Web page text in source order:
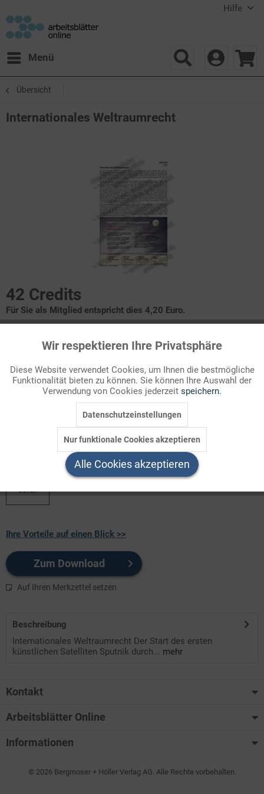
Hilfe
Menü
Übersicht
Internationales Weltraumrecht
42 Credits
Für Sie als Mitglied entspricht dies 4,20 Euro.
Infografik Nr. 615670
Internationales Weltraumrecht
Der Start des ersten künstlichen SatellitenSputnikdurch die
Sowjetunion am 4. Oktober 1957 markierte den
. E ...
Welchen Download brauchen Sie?
color
Ihre Vorteile auf einen Blick >>
Zum Download
Auf Ihren Merkzettel setzen
Beschreibung
Internationales Weltraumrecht Der Start des ersten
künstlichen Satelliten Sputnik durch... mehr
Kontakt
Arbeitsblätter Online
Informationen
© 2026 Bergmoser + Höller Verlag AG. Alle Rechte vorbehalten.
Funktionale Aktiv
Marketing Inaktiv
Inaktiv
Wir respektieren Ihre Privatsphäre
Diese Website verwendet Cookies, um Ihnen die bestmögliche
Funktionalität bieten zu können. Sie können Ihre Auswahl der
Verwendung von Cookies jederzeit speichern.
Datenschutzeinstellungen
Nur funktionale Cookies akzeptieren
Alle Cookies akzeptieren